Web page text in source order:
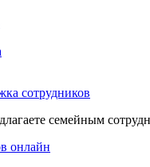
сотрудников
семейным
онлайн